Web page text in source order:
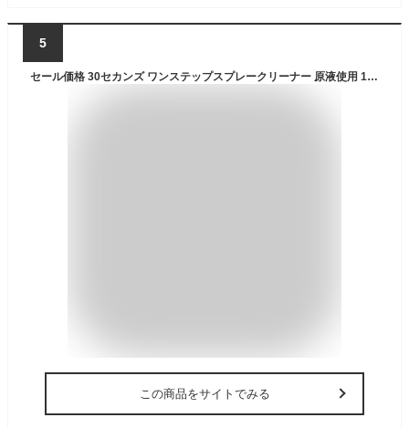
5
セール価格 30セカンズ ワンステップスプレークリーナー 原液使用 1L 2本入 1420
この商品をサイトでみる